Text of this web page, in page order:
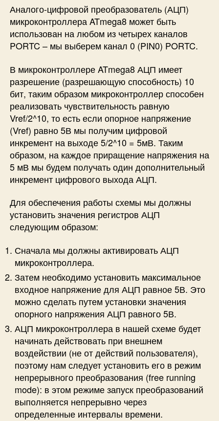
Аналого-цифровой преобразователь (АЦП)
микроконтроллера ATmega8 может быть
использован на любом из четырех каналов
PORTC – мы выберем канал 0 (PIN0) PORTC.
В микроконтроллере ATmega8 АЦП имеет
разрешение (разрешающую способность) 10
бит, таким образом микроконтроллер способен
реализовать чувствительность равную
Vref/2^10, то есть если опорное напряжение
(Vref) равно 5В мы получим цифровой
инкремент на выходе 5/2^10 = 5мВ. Таким
образом, на каждое приращение напряжения на
5 мВ мы будем получать один дополнительный
инкремент цифрового выхода АЦП.
Для обеспечения работы схемы мы должны
установить значения регистров АЦП
следующим образом:
Сначала мы должны активировать АЦП
микроконтроллера.
Затем необходимо установить максимальное
входное напряжение для АЦП равное 5В. Это
можно сделать путем установки значения
опорного напряжения АЦП равного 5В.
АЦП микроконтроллера в нашей схеме будет
начинать действовать при внешнем
воздействии (не от действий пользователя),
поэтому нам следует установить его в режим
непрерывного преобразования (free running
mode): в этом режиме запуск преобразований
выполняется непрерывно через
определенные интервалы времени.